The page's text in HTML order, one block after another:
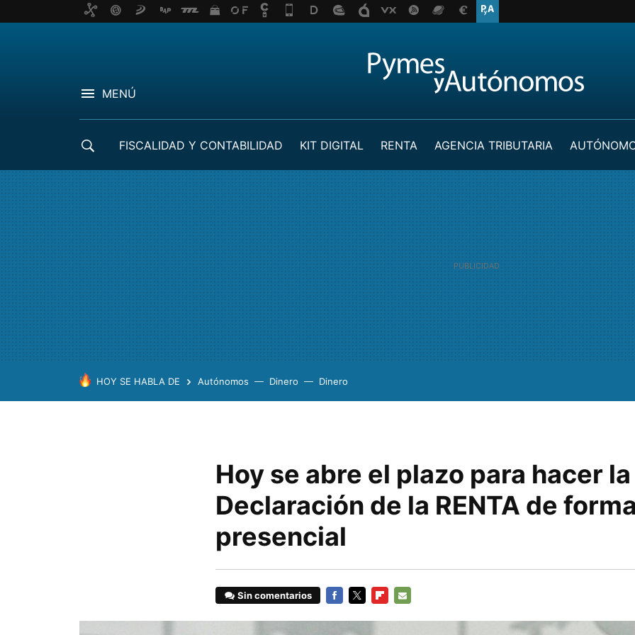
MENÚ
FISCALIDAD Y CONTABILIDAD KIT DIGITAL RENTA AGENCIA TRIBUTARIA
HOY SE HABLA DE Autónomos Dinero Dinero
Hoy se abre el plazo para hacer la
Declaración de la RENTA de
presencial
Sin comentarios